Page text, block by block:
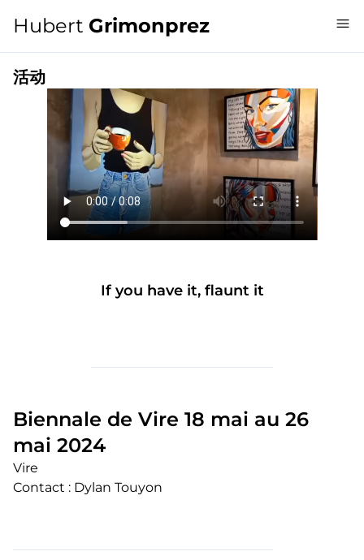
Hubert Grimonprez
活动
If you have it, flaunt it
Biennale de Vire 18 mai au 26
mai 2024
Vire
Contact : Dylan Touyon